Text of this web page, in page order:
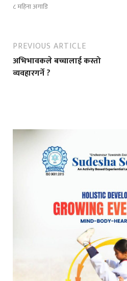
८ महिना अगाडि
PREVIOUS ARTICLE
अभिभावकले बच्चालाई कस्तो
व्यवहारगर्ने ?